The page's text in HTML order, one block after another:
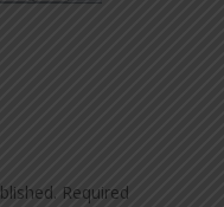
Required